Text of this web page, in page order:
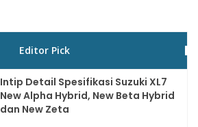
Editor Pick
Intip Detail Spesifikasi Suzuki XL7
New Alpha Hybrid, New Beta Hybrid
dan New Zeta